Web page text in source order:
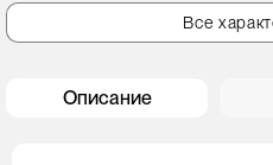
Все
Описание